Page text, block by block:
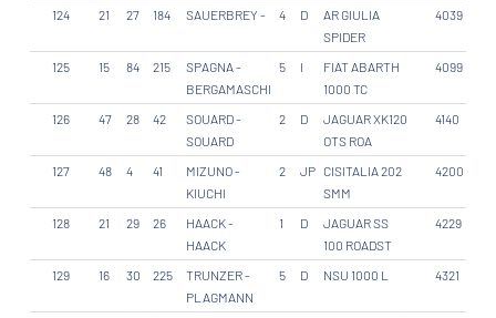
124 21 27 184 SAUERBREY - 4 D
AR GIULIA
SPIDER
4039
125 15 84 215
SPAGNA -
BERGAMASCHI
5 I
FIAT ABARTH
1000 TC
4099
126 47 28 42
SOUARD -
SOUARD
2 D
JAGUAR XK120
OTS ROA
4140
127 48 4 41
MIZUNO -
KIUCHI
2 JP CISITALIA 202
SMM
4200
128 21 29 26
HAACK -
HAACK
1 D
JAGUAR SS
100 ROADST
4229
129 16 30 225
TRUNZER -
PLAGMANN
5 D NSU 1000 L 4321